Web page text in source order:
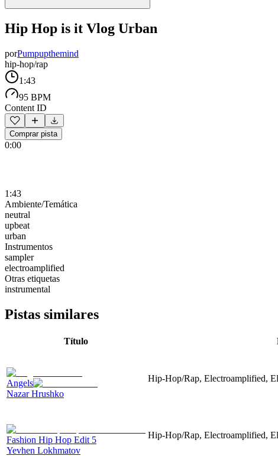
Hip Hop is it Vlog Urban
porPumpupthemind
hip-hop/rap
1:43
95 BPM
Content ID
Comprar pista
0:00
1:43
Ambiente/Temática
neutral
upbeat
urban
Instrumentos
sampler
electroamplified
Otras etiquetas
instrumental
Pistas similares
Título
Angels
Nazar Hrushko
Hip-Hop/Rap, Electroamplified,
Fashion Hip Hop Edit 5
Yevhen Lokhmatov
Hip-Hop/Rap, Electroamplified,